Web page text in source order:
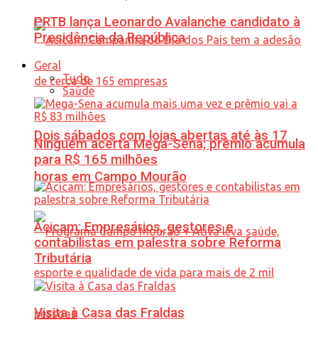
Dois sábados com lojas abertas até às 17
horas em Campo Mourão
PRTB lança Leonardo Avalanche candidato à
Presidência da República
Geral
Tudo
Saúde
Ninguém acerta Mega-Sena; prêmio acumula
para R$ 165 milhões
Acicam: Empresários, gestores e
contabilistas em palestra sobre Reforma
Tributária
Visita à Casa das Fraldas